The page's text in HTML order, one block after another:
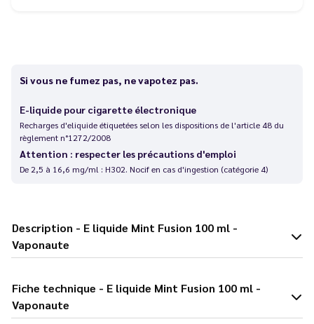
Si vous ne fumez pas, ne vapotez pas.
E-liquide pour cigarette électronique
Recharges d'eliquide étiquetées selon les dispositions de l'article 48 du
règlement n°1272/2008
Attention : respecter les précautions d'emploi
De 2,5 à 16,6 mg/ml : H302. Nocif en cas d'ingestion (catégorie 4)
Description - E liquide Mint Fusion 100 ml -
Vaponaute
Fiche technique - E liquide Mint Fusion 100 ml -
Vaponaute